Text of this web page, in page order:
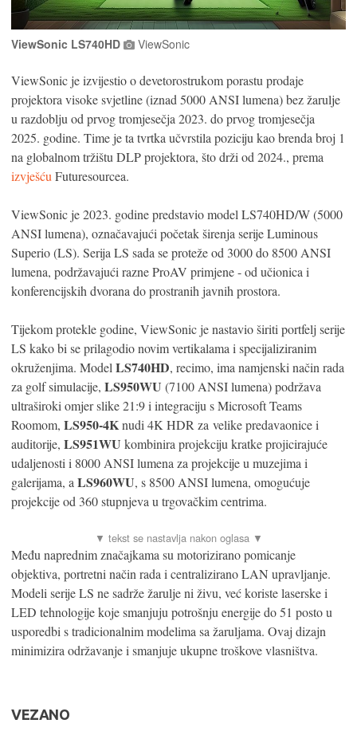
ViewSonic LS740HD ViewSonic
ViewSonic je izvijestio o devetorostrukom porastu prodaje
projektora visoke svjetline (iznad 5000 ANSI lumena) bez žarulje
u razdoblju od prvog tromjesečja 2023. do prvog tromjesečja
2025. godine. Time je ta tvrtka učvrstila poziciju kao brenda broj 1
na globalnom tržištu DLP projektora, što drži od 2024., prema
izvješću Futuresourcea.
ViewSonic je 2023. godine predstavio model LS740HD/W (5000
ANSI lumena), označavajući početak širenja serije Luminous
Superio (LS). Serija LS sada se proteže od 3000 do 8500 ANSI
lumena, podržavajući razne ProAV primjene - od učionica i
konferencijskih dvorana do prostranih javnih prostora.
Tijekom protekle godine, ViewSonic je nastavio širiti portfelj serije
LS kako bi se prilagodio novim vertikalama i specijaliziranim
okruženjima. Model LS740HD, recimo, ima namjenski način rada
za golf simulacije, LS950WU (7100 ANSI lumena) podržava
ultraširoki omjer slike 21:9 i integraciju s Microsoft Teams
Roomom, LS950-4Knudi 4K HDR za velike predavaonice i
auditorije, LS951WU kombinira projekciju kratke projicirajuće
udaljenosti i 8000 ANSI lumena za projekcije u muzejima i
galerijama, a LS960WU, s 8500 ANSI lumena, omogućuje
projekcije od 360 stupnjeva u trgovačkim centrima.
Među naprednim značajkama su motorizirano pomicanje
objektiva, portretni način rada i centralizirano LAN upravljanje.
Modeli serije LS ne sadrže žarulje ni živu, već koriste laserske i
LED tehnologije koje smanjuju potrošnju energije do 51 posto u
usporedbi s tradicionalnim modelima sa žaruljama. Ovaj dizajn
minimizira održavanje i smanjuje ukupne troškove vlasništva.
VEZANO